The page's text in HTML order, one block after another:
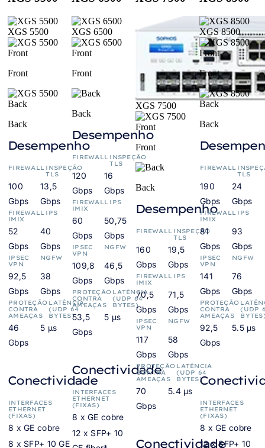
XGS 5500
Front
Back
Desempenho
FIREWALL INSPEÇÃO
TLS
100
Gbps
13,5
Gbps
FIREWALL
IMIX
IPS
52
Gbps
40
Gbps
IPSEC
VPN
NGFW
92,5
Gbps
38
Gbps
PROTEÇÃO
CONTRA
AMEAÇAS
LATÊNCIA
(UDP 64
BYTES)
46
Gbps
5 µs
Conectividade
INTERFACES
ETHERNET
(FIXAS)
8 x GE cobre
8 x SFP+ 10 GE
XGS 6500
Front
Back
Desempenho
FIREWALL INSPEÇÃO
TLS
120
Gbps
16
Gbps
FIREWALL
IMIX
IPS
60
Gbps
50,75
Gbps
IPSEC
VPN
NGFW
109,8
Gbps
46,5
Gbps
PROTEÇÃO
CONTRA
AMEAÇAS
LATÊNCIA
(UDP 64
BYTES)
53,5
Gbps
5 µs
Conectividade
INTERFACES
ETHERNET
(FIXAS)
8 x GE cobre
12 x SFP+ 10
XGS 7500
Front
Back
Desempenho
FIREWALL INSPEÇÃO
TLS
160
Gbps
19,5
Gbps
FIREWALL
IMIX
IPS
70,5
Gbps
71,5
Gbps
IPSEC
VPN
NGFW
117
Gbps
58
Gbps
PROTEÇÃO
CONTRA
AMEAÇAS
LATÊNCIA
(UDP 64
BYTES)
70
Gbps
5.4 µs
Conectividade
XGS 8500
Front
Back
FIREWALL
TLS
190
Gbps
24
Gbps
FIREWALL
IMIX
IPS
81
Gbps
93
Gbps
IPSEC
VPN
NGFW
141
Gbps
76
Gbps
PROTEÇÃO
CONTRA
AMEAÇAS
(UDP
92,5
Gbps
5.5 µs
INTERFACES
ETHERNET
(FIXAS)
8 x GE cobre
12 x SFP+ 10